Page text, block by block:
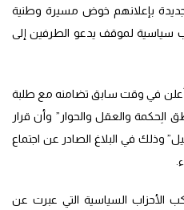
بإعلانهم خوض مسيرة وطنية
أحزاب سياسية لموقف يدعو الطرفين إلى
أعلن في وقت سابق تضامنه مع طلبة
الِحكمة والعقل والحوار” وأن قرار
وذلك في البلاغ الصادر عن اجتماع
الأحزاب السياسية التي عبرت عن